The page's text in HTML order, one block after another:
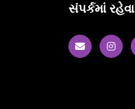
સંપર્કમાં રહેવા